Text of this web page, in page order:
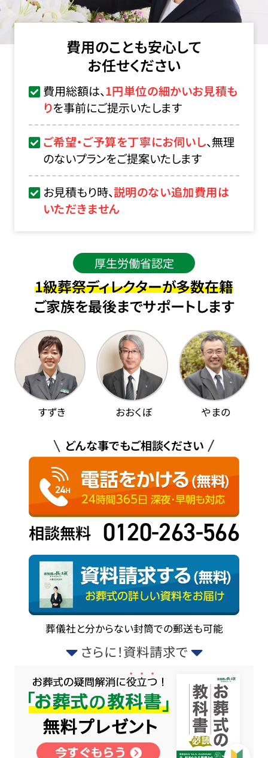
費用のことも安心して
お任せください
費用総額は、1円単位の細かいお見積も
りを事前にご提示いたします
ご希望・ご予算を丁寧にお伺いし、無理
のないプランをご提案いたします
お見積もり時、説明のない追加費用は
いただきません
厚生労働省認定
1級葬祭ディレクターが多数在籍
ご家族を最後までサポートします
すずき おおくぼ やまの
どんな事でもご相談ください
相談無料 0120-263-566
葬儀社と分からない封筒での郵送も可能
さらに！資料請求で